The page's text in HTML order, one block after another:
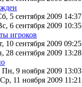
5 сентября 2009 14:37
6 сентября 2009 10:35
игроков
10 сентября 2009 09:25
28 сентября 2009 13:28
Пн, 9 ноября 2009 13:03
Ср, 11 ноября 2009 11:21